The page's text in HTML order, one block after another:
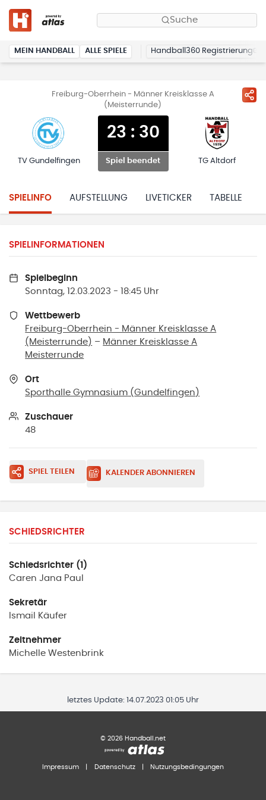
Suche
MEIN HANDBALL ALLE SPIELE Handball360 Registrierung
Freiburg-Oberrhein - Männer Kreisklasse A
(Meisterrunde)
TV Gundelfingen
23 : 30
Spiel beendet TG Altdorf
SPIELINFO AUFSTELLUNG LIVETICKER TABELLE
SPIELINFORMATIONEN
Spielbeginn
Sonntag, 12.03.2023 - 18:45 Uhr
Wettbewerb
Freiburg-Oberrhein - Männer Kreisklasse A
(Meisterrunde) – Männer Kreisklasse A
Meisterrunde
Ort
Sporthalle Gymnasium (Gundelfingen )
Zuschauer
48
SPIEL TEILEN KALENDER ABONNIEREN
SCHIEDSRICHTER
Schiedsrichter (1)
Caren Jana Paul
Sekretär
Ismail
Käufer
Zeitnehmer
Michelle Westenbrink
letztes Update: 14.07.2023 01:05 Uhr
© 2026 Handball.net
Impressum Datenschutz Nutzungsbedingungen